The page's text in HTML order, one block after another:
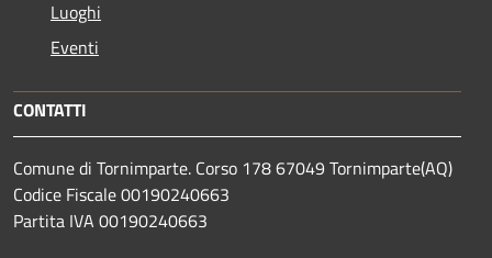
Luoghi
Eventi
CONTATTI
Comune di Tornimparte. Corso 178 67049 Tornimparte(AQ)
Codice Fiscale 00190240663
Partita IVA 00190240663